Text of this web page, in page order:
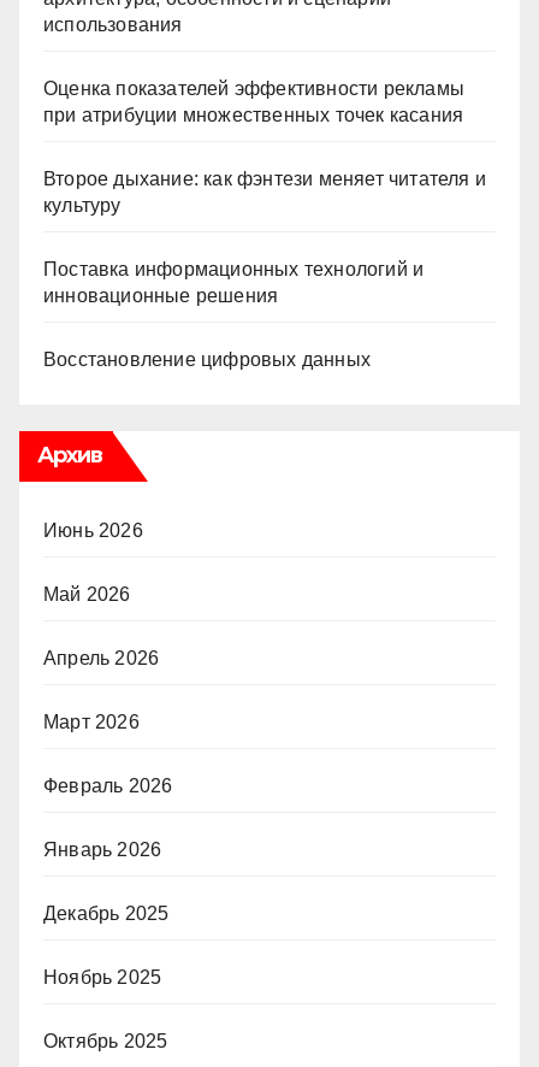
использования
Оценка показателей эффективности рекламы
при атрибуции множественных точек касания
Второе дыхание: как фэнтези меняет читателя и
культуру
Поставка информационных технологий и
инновационные решения
Восстановление цифровых данных
Архив
Июнь 2026
Май 2026
Апрель 2026
Март 2026
Февраль 2026
Январь 2026
Декабрь 2025
Ноябрь 2025
Октябрь 2025